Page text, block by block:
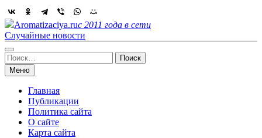
Skip
to
content
Aromatizaciya.ruс 2011 года в сети
Случайные новости
Найти:
Меню
Главная
Публикации
Политика сайта
О сайте
Карта сайта